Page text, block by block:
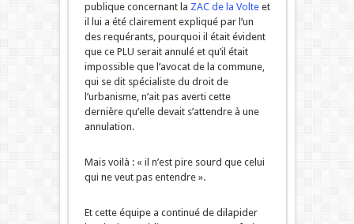
publique concernant la ZAC de la Volteet
il lui a été clairement expliqué par l’un
des requérants, pourquoi il était évident
que ce PLU serait annulé et qu’il était
impossible que l’avocat de la commune,
qui se dit spécialiste du droit de
l’urbanisme, n’ait pas averti cette
dernière qu’elle devait s’attendre à une
annulation.
Mais voilà : « il n’est pire sourd que celui
qui ne veut pas entendre ».
Et cette équipe a continué de dilapider